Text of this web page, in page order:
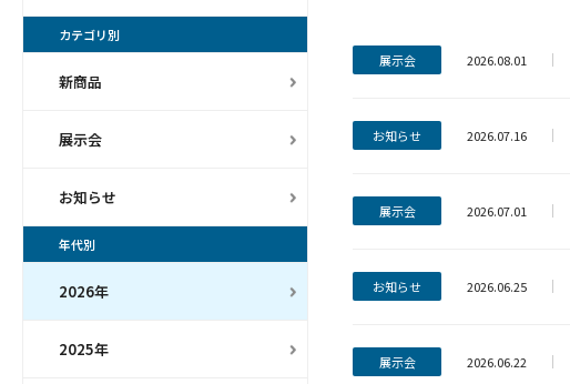
カテゴリ別
新商品
展示会
お知らせ
年代別
2026年
2025年
展示会 2026.08.01
お知らせ 2026.07.16
展示会 2026.07.01
お知らせ 2026.06.25
展示会 2026.06.22